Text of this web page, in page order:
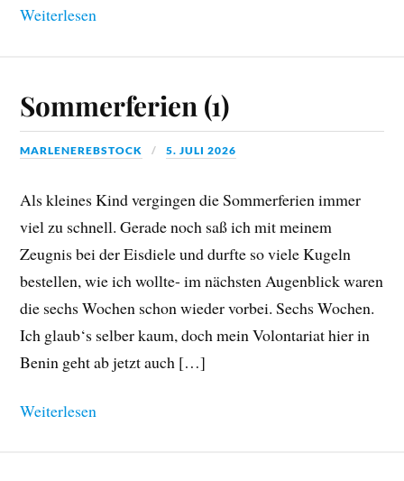
Weiterlesen
Sommerferien (1)
MARLENEREBSTOCK 5. JULI 2026
Als kleines Kind vergingen die Sommerferien immer
viel zu schnell. Gerade noch saß ich mit meinem
Zeugnis bei der Eisdiele und durfte so viele Kugeln
bestellen, wie ich wollte- im nächsten Augenblick waren
die sechs Wochen schon wieder vorbei. Sechs Wochen.
Ich glaub‘s selber kaum, doch mein Volontariat hier in
Benin geht ab jetzt auch […]
Weiterlesen